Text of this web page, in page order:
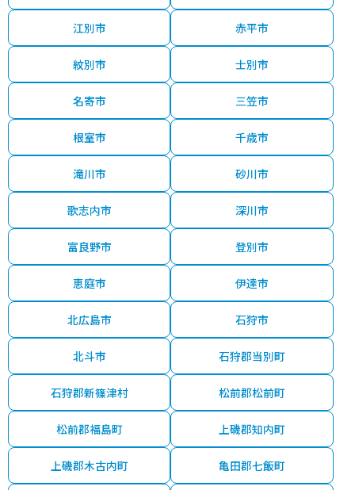
江別市 赤平市
紋別市 士別市
名寄市 三笠市
根室市 千歳市
滝川市 砂川市
歌志内市 深川市
富良野市 登別市
恵庭市 伊達市
北広島市 石狩市
北斗市 石狩郡当別町
石狩郡新篠津村 松前郡松前町
松前郡福島町 上磯郡知内町
上磯郡木古内町 亀田郡七飯町